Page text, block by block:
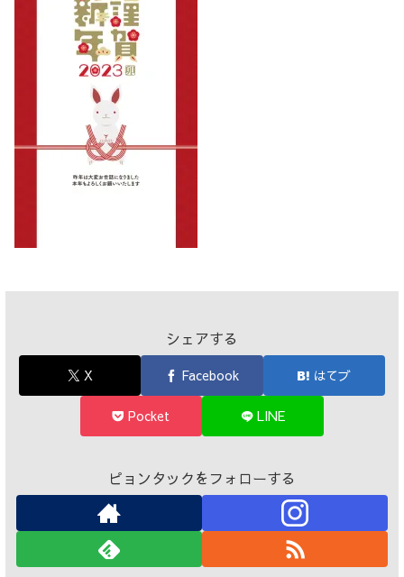
シェアする
X Facebook はてブ
Pocket LINE
ピョンタックをフォローする